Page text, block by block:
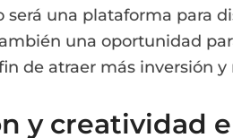
será una plataforma para
una oportunidad
de atraer más inversión
y creatividad